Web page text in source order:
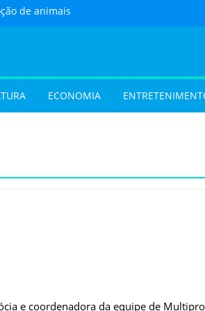
de animais
de Goiânia
Busca por
foco em lazer e
do Cineflix do
ECONOMIA
e coordenadora da equipe de